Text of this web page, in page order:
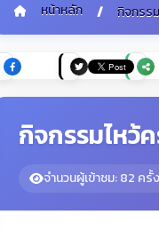
หน้าหลัก กิจกรร
กิจกรรมไหว้
จำนวนผู้เข้าชม: 82 ครั้ง